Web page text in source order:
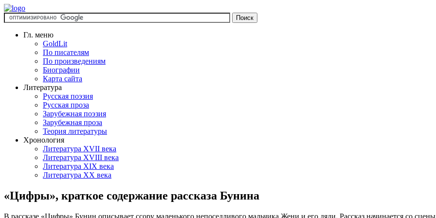
Гл. меню
GoldLit
По писателям
По произведениям
Биографии
Карта сайта
Литература
Русская поэзия
Русская проза
Зарубежная поэзия
Зарубежная проза
Теория литературы
Хронология
Литература XVII века
Литература XVIII века
Литература XIX века
Литература XX века
«Цифры», краткое содержание рассказа Бунина
В рассказе «Цифры» Бунин описывает ссору маленького непоседливого мальчика Жени и его дяди. Рассказ начинается со